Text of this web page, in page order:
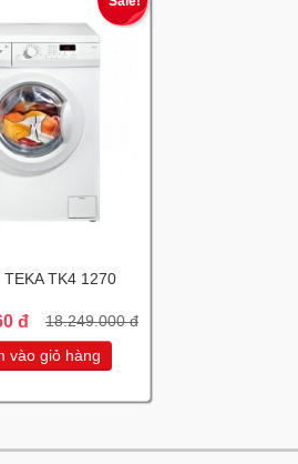
TEKA TK4 1270
đ 18.249.000 đ
vào giỏ hàng